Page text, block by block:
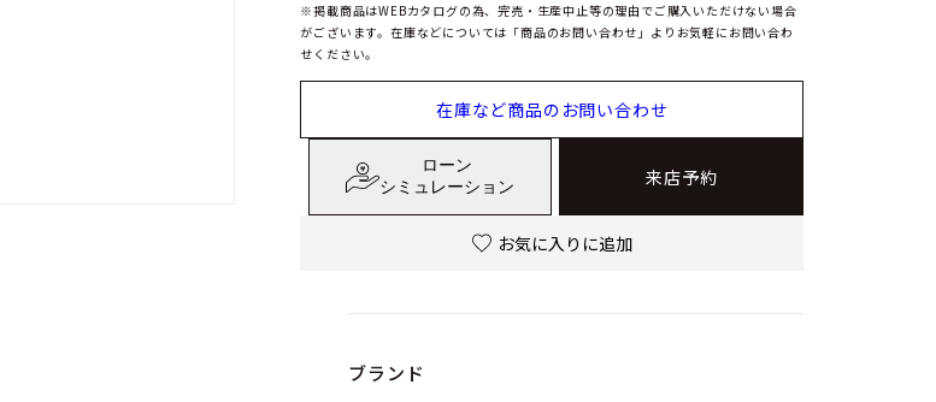
※掲載商品はWEBカタログの為、完売・生産中止等の理由でご購入いただけない場合
がございます。在庫などについては「商品のお問い合わせ」よりお気軽にお問い合わ
せください。
在庫など商品のお問い合わせ
ローン
シミュレーション
来店予約
お気に入りに追加
ブランド